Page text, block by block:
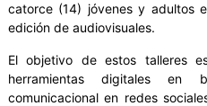
catorce (14) jóvenes y adultos
edición de audiovisuales.
El objetivo de estos talleres
herramientas digitales en
comunicacional en redes